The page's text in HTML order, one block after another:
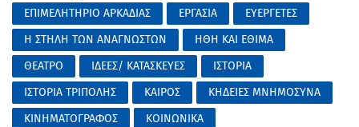
ΕΠΙΜΕΛΗΤΗΡΙΟ ΑΡΚΑΔΙΑΣ
ΕΡΓΑΣΙΑ
ΕΥΕΡΓΕΤΕΣ
Η ΣΤΗΛΗ ΤΩΝ ΑΝΑΓΝΩΣΤΩΝ
ΗΘΗ ΚΑΙ ΕΘΙΜΑ
ΘΕΑΤΡΟ
ΙΔΕΕΣ/ ΚΑΤΑΣΚΕΥΕΣ
ΙΣΤΟΡΙΑ
ΙΣΤΟΡΙΑ ΤΡΙΠΟΛΗΣ
ΚΑΙΡΟΣ
ΚΗΔΕΙΕΣ ΜΝΗΜΟΣΥΝΑ
ΚΙΝΗΜΑΤΟΓΡΑΦΟΣ
ΚΟΙΝΩΝΙΚΑ